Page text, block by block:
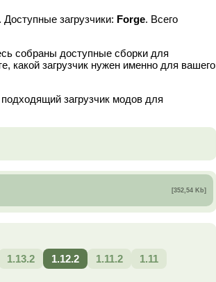
. Доступные загрузчики: Forge. Всего
собраны доступные сборки для
какой загрузчик нужен именно для вашего
загрузчик модов для
[352,54 Kb]
1.13.2 1.12.2 1.11.2
1.11